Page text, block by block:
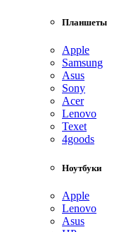
Планшеты
Apple
Samsung
Asus
Sony
Acer
Lenovo
Texet
4goods
Ноутбуки
Apple
Lenovo
Asus